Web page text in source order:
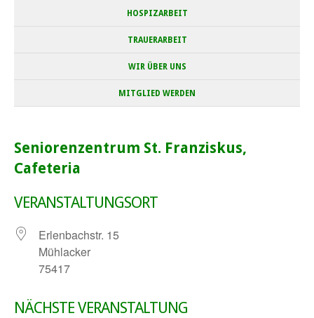
HOSPIZARBEIT
TRAUERARBEIT
WIR ÜBER UNS
MITGLIED WERDEN
Seniorenzentrum St. Franziskus,
Cafeteria
VERANSTALTUNGSORT
Erlenbachstr. 15
Mühlacker
75417
NÄCHSTE VERANSTALTUNG